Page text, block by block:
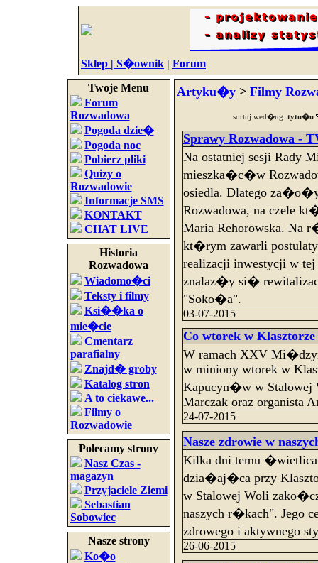
Sklep | S�ownik | Forum
Twoje Menu
Forum
Rozwadowa
Pogoda dzie�
Pogoda noc
Pobierz pliki
Quizy o
Rozwadowie
Informacje SMS
KONTAKT
CHAT LIVE
Historia
Rozwadowa
Wiadomo�ci
Teksty i filmy
Ksi��ka o
mie�cie
Cmentarz
parafialny
Znajd� groby
Katalog stron
A to ciekawe...
Filmy o
Rozwadowie
Polecamy strony
Nasz Czas -
magazyn
Przyjaciele Ziemi
Sebastian
Sobowiec
Nasze strony
Ko�o
Artyku�y> Filmy
sortuj wed�ug: tytu�u
Sprawy Rozwadowa -
Na ostatniej sesji Rady
mieszka�c�w
osiedla. Dlatego
Rozwadowa, na czele
Maria Rehorowska. Na
kt�rym zawarli
realizacji inwestycji w
znalaz�y si�
"Soko�a".
03-07-2015
Co wtorek w
W ramach XXV
w miniony wtorek w
Kapucyn�w w Stalowej
Marczak oraz organista
24-07-2015
Nasze zdrowie w
Kilka dni temu
dzia�aj�ca przy
w Stalowej Woli
naszych r�kach". Jego
zdrowego i aktywnego
26-06-2015